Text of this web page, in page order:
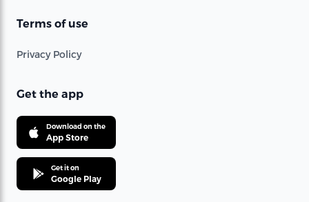
Terms of use
Privacy Policy
Get the app
Download on the
App Store
Get it on
Google Play